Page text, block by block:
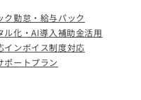
ク勤怠・給与パック
ル化・AI導入補助金活用
インボイス制度対応
ポートプラン